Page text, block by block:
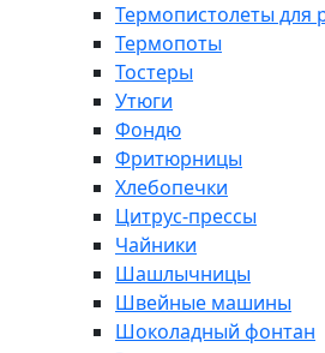
Термопистолеты для
Термопоты
Тостеры
Утюги
Фондю
Фритюрницы
Хлебопечки
Цитрус-прессы
Чайники
Шашлычницы
Швейные машины
Шоколадный фонтан